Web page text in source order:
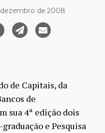
de 2008
de Capitais, da
de
sua 4ª edição dois
e Pesquisa